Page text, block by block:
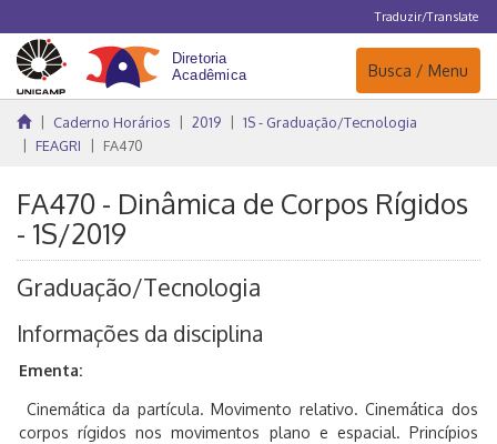
Traduzir/Translate
Navegação
Busca / Menu
Caderno Horários 2019
1S - Graduação/Tecnologia
FEAGRI
FA470
FA470 - Dinâmica de Corpos Rígidos
- 1S/2019
Graduação/Tecnologia
Informações da disciplina
Ementa:
Cinemática da partícula. Movimento relativo. Cinemática dos
corpos rígidos nos movimentos plano e espacial. Princípios